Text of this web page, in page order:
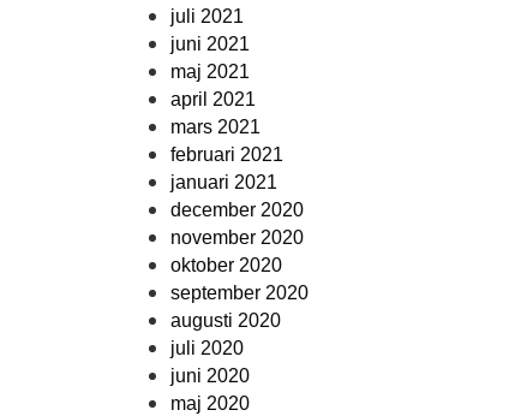
juli 2021
juni 2021
maj 2021
april 2021
mars 2021
februari 2021
januari 2021
december 2020
november 2020
oktober 2020
september 2020
augusti 2020
juli 2020
juni 2020
maj 2020